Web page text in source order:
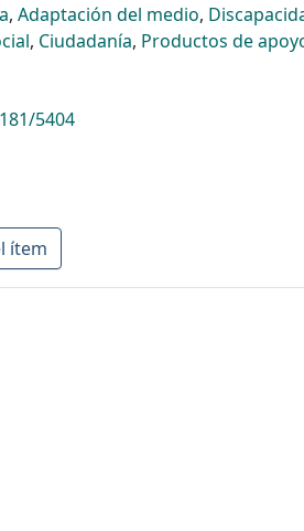
, Adaptación del medio,
, Ciudadanía, Productos de
5404
ítem